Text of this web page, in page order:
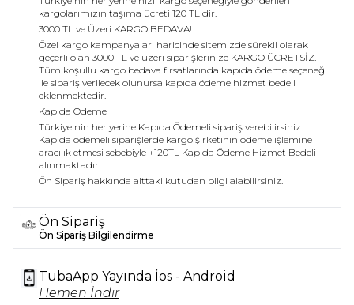
kargolarımızın taşıma ücreti 120 TL'dir.
3000 TL ve Üzeri KARGO BEDAVA!
Özel kargo kampanyaları haricinde sitemizde sürekli olarak
geçerli olan 3000 TL ve üzeri siparişlerinize KARGO ÜCRETSİZ.
Tüm koşullu kargo bedava fırsatlarında kapıda ödeme seçeneği
ile sipariş verilecek olunursa kapıda ödeme hizmet bedeli
eklenmektedir.
Kapıda Ödeme
Türkiye'nin her yerine Kapıda Ödemeli sipariş verebilirsiniz.
Kapıda ödemeli siparişlerde kargo şirketinin ödeme işlemine
aracılık etmesi sebebiyle +120TL Kapıda Ödeme Hizmet Bedeli
alınmaktadır.
Ön Sipariş hakkında alttaki kutudan bilgi alabilirsiniz.
Ön Sipariş
Ön Sipariş Bilgilendirme
TubaApp Yayında İos - Android
Hemen İndir